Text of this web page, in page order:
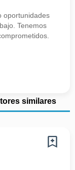
oportunidades
Tenemos
similares